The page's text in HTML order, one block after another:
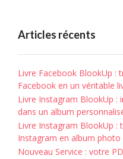
Articles récents
Livre Facebook BlookUp :
Facebook en un véritable
Livre Instagram BlookUp :
dans un album
Livre Instagram BlookUp :
Instagram en album photo
Nouveau Service : votre